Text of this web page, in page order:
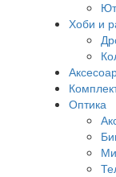
Хоби и
Оптика